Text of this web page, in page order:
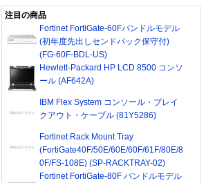
注目の商品
Fortinet FortiGate-60Fバンドルモデル
(初年度先出しセンドバック保守付)
(FG-60F-BDL-US)
Hewlett-Packard HP LCD 8500 コンソ
ール (AF642A)
IBM Flex System コンソール・ブレイ
クアウト・ケーブル (81Y5286)
Fortinet Rack Mount Tray
(FortiGate40F/50E/60E/60F/61F/80E/8
0F/FS-108E) (SP-RACKTRAY-02)
Fortinet FortiGate-80F バンドルモデル